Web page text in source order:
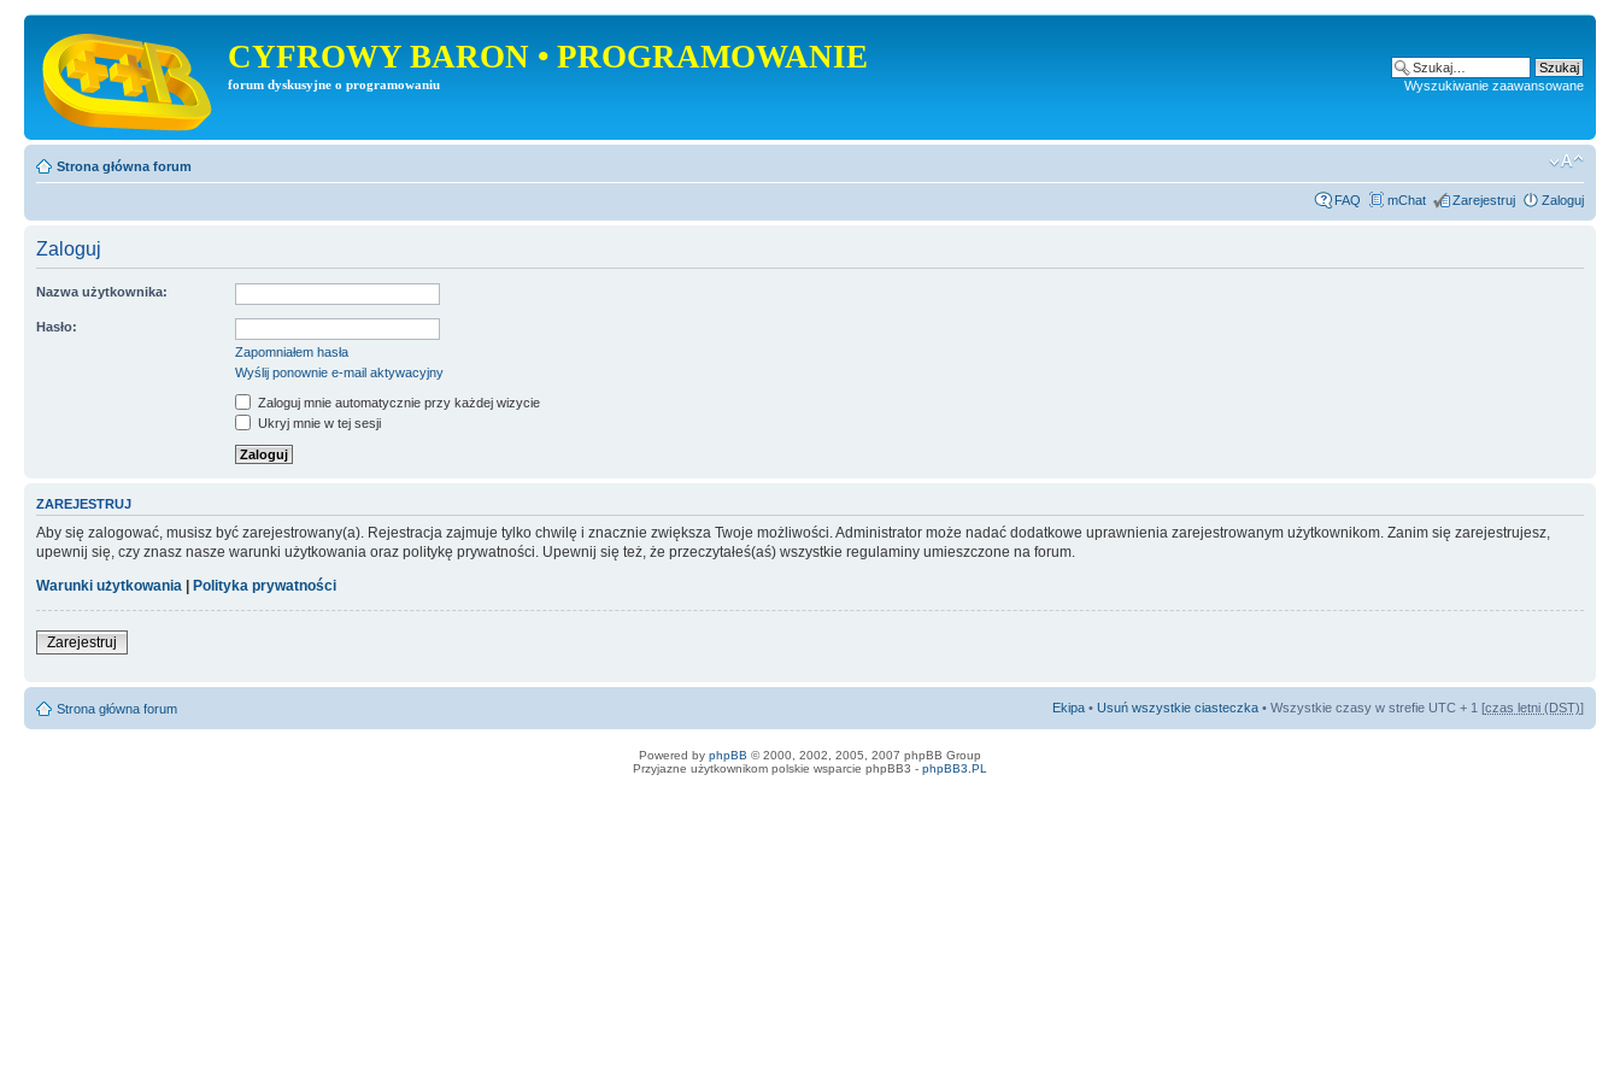
CYFROWY BARON • PROGRAMOWANIE
forum dyskusyjne o programowaniu Wyszukiwanie zaawansowane
Strona główna forum
FAQ mChat Zarejestruj Zaloguj
Zaloguj
Nazwa użytkownika:
Hasło:
Zapomniałem hasła
Wyślij ponownie e-mail aktywacyjny
Zaloguj mnie automatycznie przy każdej wizycie
Ukryj mnie w tej sesji
ZAREJESTRUJ
Aby się zalogować, musisz być zarejestrowany(a). Rejestracja zajmuje tylko chwilę i znacznie zwiększa Twoje możliwości. Administrator może nadać dodatkowe uprawnienia zarejestrowanym użytkownikom. Zanim się zarejestrujesz,
upewnij się, czy znasz nasze warunki użytkowania oraz politykę prywatności. Upewnij się też, że przeczytałeś(aś) wszystkie regulaminy umieszczone na forum.
Warunki użytkowania | Polityka prywatności
Zarejestruj
Strona główna forum Ekipa • Usuń wszystkie ciasteczka • Wszystkie czasy w strefie UTC + 1 [czas letni (DST)]
Powered by phpBB © 2000, 2002, 2005, 2007 phpBB Group
Przyjazne użytkownikom polskie wsparcie phpBB3 - phpBB3.PL